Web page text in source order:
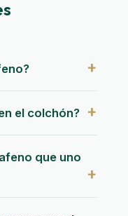
el colchón?
que uno